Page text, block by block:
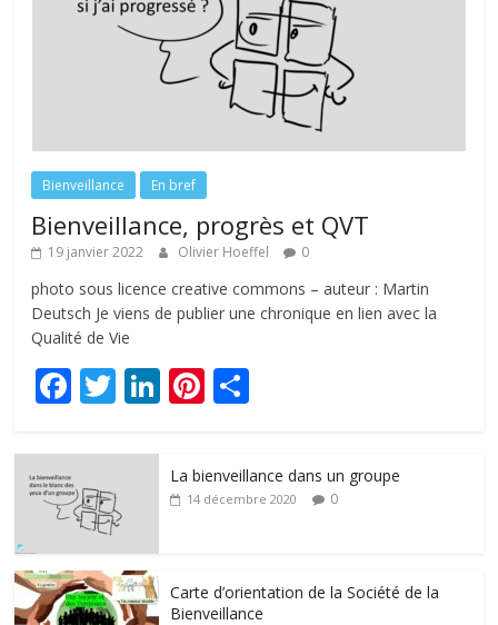
Bienveillance En bref
Bienveillance, progrès et QVT
19 janvier 2022 Olivier Hoeffel 0
photo sous licence creative commons – auteur : Martin
Deutsch Je viens de publier une chronique en lien avec la
Qualité de Vie
F
e
b
o
o
k
T
itt
er
Li
e
Pi
e g
La bienveillance dans un groupe
14 décembre 2020 0
Carte d’orientation de la Société de la
Bienveillance